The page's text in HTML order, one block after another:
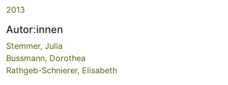
2013
Autor:innen
Stemmer, Julia
Bussmann, Dorothea
Rathgeb-Schnierer, Elisabeth